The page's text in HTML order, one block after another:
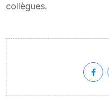
collègues.